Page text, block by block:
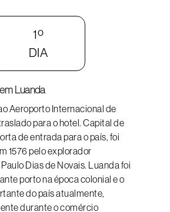
1º
DIA
Luanda
Aeroporto Internacional de
para o hotel. Capital de
de entrada para o país, foi
1576 pelo explorador
Dias de Novais. Luanda foi
porto na época colonial e o
do país atualmente,
durante o comércio